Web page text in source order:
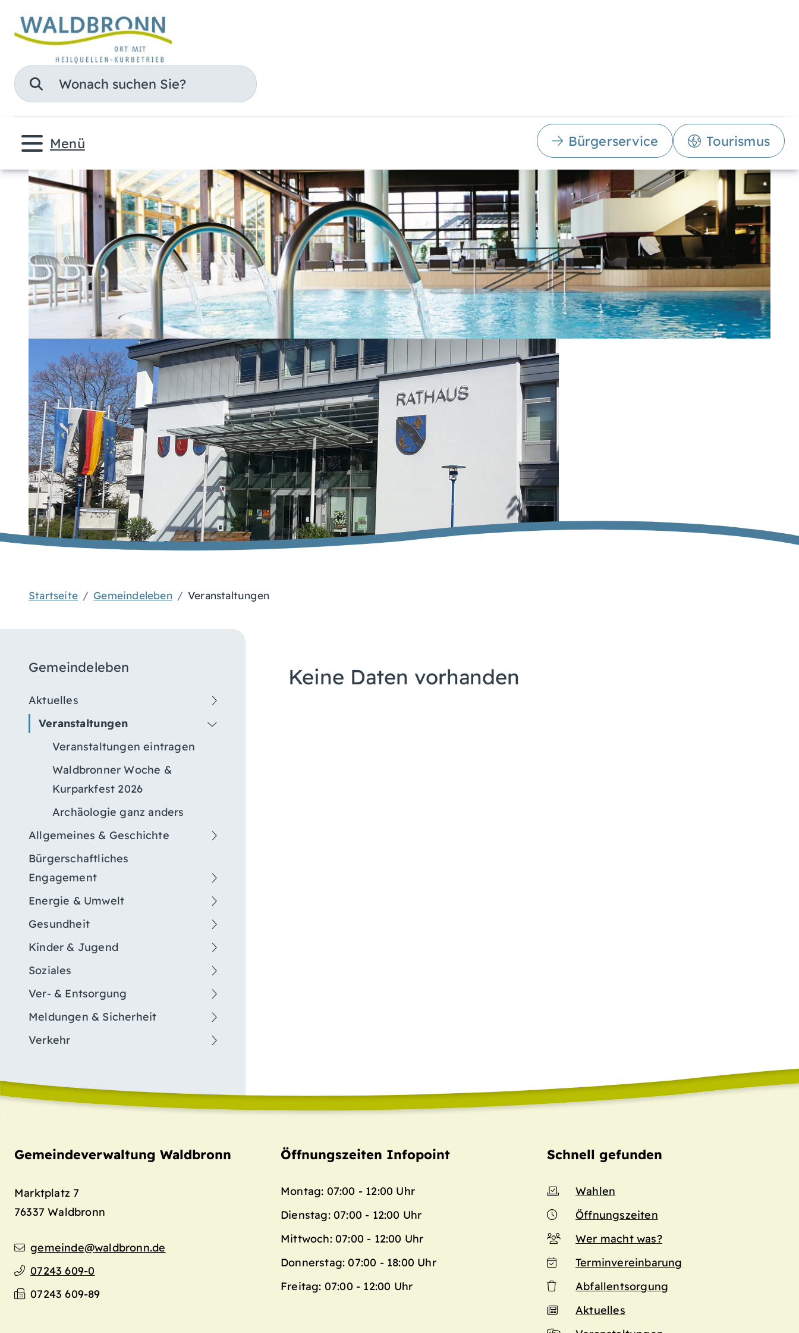
Suche
Menü Bürgerservice Tourismus
Startseite Gemeindeleben Veranstaltungen
Gemeindeleben
Aktuelles
Veranstaltungen
Veranstaltungen eintragen
Waldbronner Woche &
Kurparkfest 2026
Archäologie ganz anders
Allgemeines & Geschichte
Bürgerschaftliches
Engagement
Energie & Umwelt
Gesundheit
Kinder & Jugend
Soziales
Ver- & Entsorgung
Meldungen & Sicherheit
Verkehr
Keine Daten vorhanden
Gemeindeverwaltung Waldbronn
Marktplatz 7
76337 Waldbronn
gemeinde@waldbronn.de
07243 609-0
07243 609-89
Öffnungszeiten Infopoint
Montag: 07:00 - 12:00 Uhr
Dienstag: 07:00 - 12:00 Uhr
Mittwoch: 07:00 - 12:00 Uhr
Donnerstag: 07:00 - 18:00 Uhr
Freitag: 07:00 - 12:00 Uhr
Schnell gefunden
Wahlen
Öffnungszeiten
Wer macht was?
Terminvereinbarung
Abfallentsorgung
Aktuelles